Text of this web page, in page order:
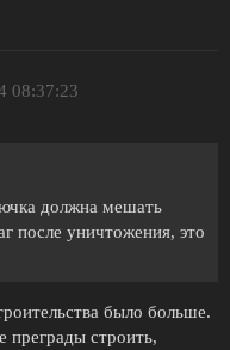
08:37:23
должна мешать
после уничтожения, это
было больше.
строить,